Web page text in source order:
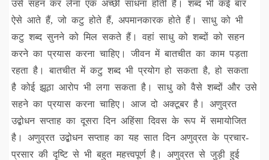
उसे सहन कर लेना एक अच्छी साधना होती है। शब्द भी कई बार
ऐसे आते हैं, जो कटु होते हैं, अपमानकारक होते हैं। साधु को भी
कटु शब्द सुनने को मिल सकते हैं। वहां साधु को शब्दों को सहन
करने का प्रयास करना चाहिए। जीवन में बातचीत का काम पड़ता
रहता है। बातचीत में कटु शब्द भी प्रयोग हो सकता है, हो सकता
है कोई झूठा आरोप भी लगा सकता है। साधु को वैसे शब्दों और उसे
सहने का प्रयास करना चाहिए। आज दो अक्टूबर है। अणुव्रत
उद्बोधन सप्ताह का दूसरा दिन अहिंसा दिवस के रूप में समायोजित
है। अणुव्रत उद्बोधन सप्ताह का यह सात दिन अणुव्रत के प्रचार-
प्रसार की दृष्टि से भी बहुत महत्त्वपूर्ण है। अणुव्रत से जुड़ी हुई